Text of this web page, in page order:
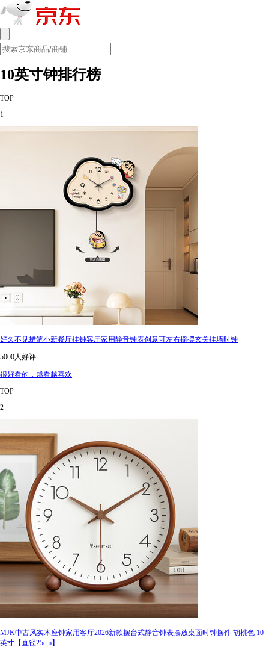
10英寸钟排行榜
TOP
1
好久不见蜡笔小新餐厅挂钟客厅家用静音钟表创意可左右摇摆玄关挂墙时钟
5000人好评
很好看的，越看越喜欢
TOP
2
MJK中古风实木座钟家用客厅2026新款摆台式静音钟表摆放桌面时钟摆件 胡桃色 10
英寸【直径25cm】